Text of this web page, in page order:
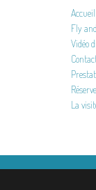
Accueil
Fly
Vidéo
La